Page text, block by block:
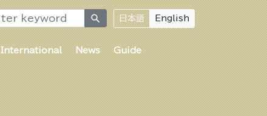
search 日本語 English
International News Guide